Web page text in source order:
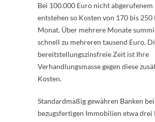
Bei 100.000 Euro nicht abgerufenem
entstehen so Kosten von 170 bis
Monat. Über mehrere Monate
schnell zu mehreren tausend Euro.
bereitstellungszinsfreie Zeit ist Ihre
Verhandlungsmasse gegen diese
Kosten.
Standardmäßig gewähren Banken bei
bezugsfertigen Immobilien etwa drei